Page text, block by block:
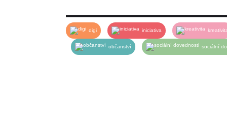
digi iniciativa
občanství sociální